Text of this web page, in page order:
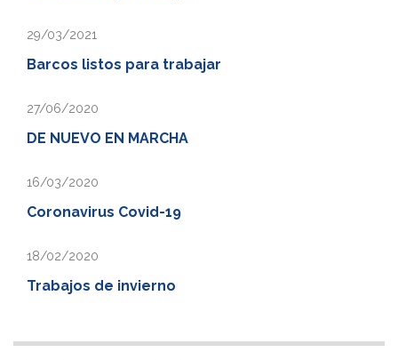
29/03/2021
Barcos listos para trabajar
27/06/2020
DE NUEVO EN MARCHA
16/03/2020
Coronavirus Covid-19
18/02/2020
Trabajos de invierno